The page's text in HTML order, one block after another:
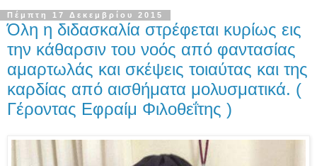
Πέμπτη 17 Δεκεμβρίου 2015
Όλη η διδασκαλία στρέφεται κυρίως εις
την κάθαρσιν του νοός από φαντασίας
αμαρτωλάς και σκέψεις τοιαύτας και της
καρδίας από αισθήματα μολυσματικά. (
Γέροντας Εφραίμ Φιλοθεΐτης )